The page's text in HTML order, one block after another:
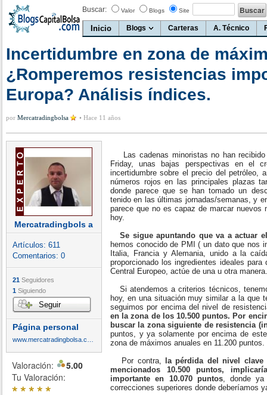
Buscar: Valor Blogs Site
Inicio Blogs Carteras A. Técnico
Incertidumbre en zona de
¿Romperemos resistencias
Europa? Análisis índices.
por Mercatradingbolsa • Hace 11 años
Mercatradingbols a
Artículos: 611
Comentarios: 0
21 Seguidores
1 Siguiendo
Seguir
Página personal
Valoración:
5.00
Tu Valoración:
Las cadenas minoristas no han
Friday, unas bajas perspectivas en el
incertidumbre sobre el precio del petróleo,
números rojos en las principales plazas
donde parece que se han tomado un
tenido en las últimas jornadas/semanas, y
parece que no es capaz de marcar nuevos
hoy.
Se sigue apuntando que va a actuar
hemos conocido de PMI ( un dato que nos
Italia, Francia y Alemania, unido a la
proporcionado los ingredientes ideales
Central Europeo, actúe de una u otra manera.
Si atendemos a criterios técnicos,
hoy, en una situación muy similar a la que
seguimos por encima del nivel de
en la zona de los 10.500 puntos. Por
buscar la zona siguiente de resistencia
puntos, y ya solamente por encima de
zona de máximos anuales en 11.200 puntos.
Por contra,
la pérdida del nivel
mencionados 10.500 puntos,
importante en 10.070 puntos, donde ya
correcciones superiores donde deberíamos